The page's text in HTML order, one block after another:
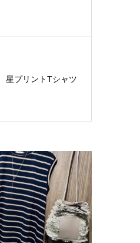
星プリントTシャツ